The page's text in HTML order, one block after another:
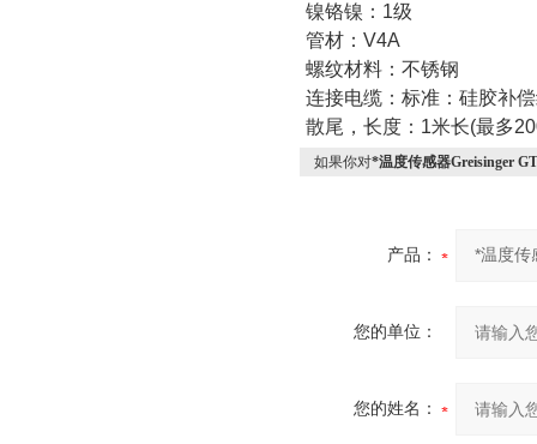
镍铬镍： 1级
管材： V4A
螺纹材料：不锈钢
连接电缆：标准：硅胶补
散尾，长度： 1米长(最多
如果你对*温度传感器Greisinger
产品：
您的单位：
您的姓名：